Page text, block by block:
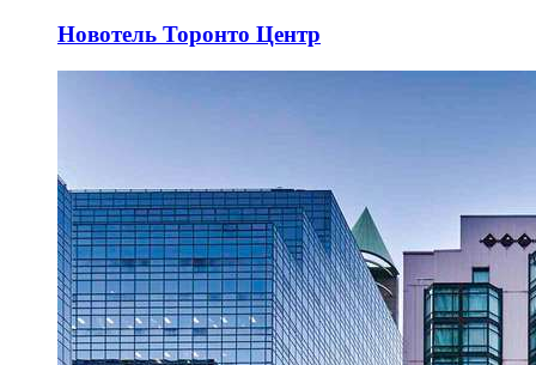
Новотель Торонто Центр